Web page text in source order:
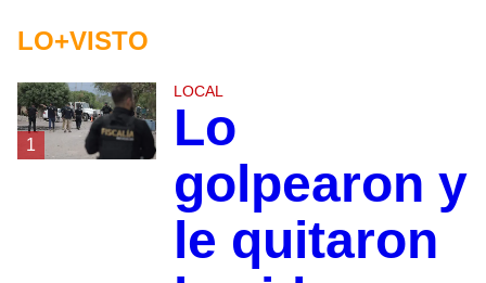
LO+VISTO
1
LOCAL
Lo
golpearon y
le quitaron